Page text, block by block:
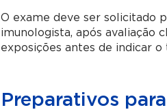
O exame deve ser solicitado
imunologista, após avaliação
exposições antes de indicar
Preparativos